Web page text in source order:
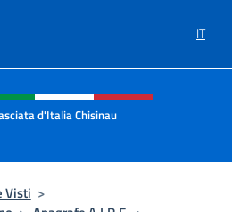
IT
social e menù
d'Italia Chisinau
Visti >